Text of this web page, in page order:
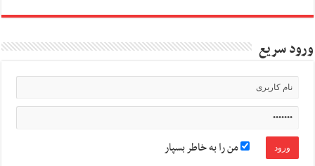
ورود سریع
من را به خاطر بسپار